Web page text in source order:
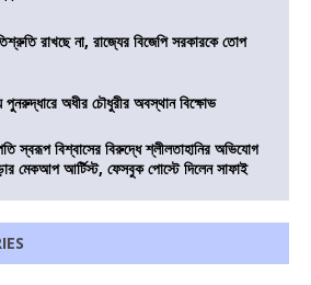
রাখছে না, রাজ্যের বিজেপি সরকারকে তোপ
পুনরুদ্ধারে অধীর চৌধুরীর অবস্থান বিক্ষোভ
স্বরূপ বিশ্বাসের বিরুদ্ধে শ্লীলতাহানির অভিযোগ
মেকআপ আর্টিস্ট, ফেসবুক পোস্টে দিলেন সাফাই